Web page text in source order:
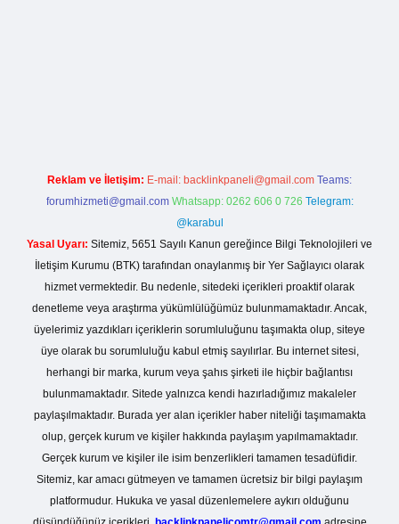
Reklam ve İletişim: E-mail: backlinkpaneli@gmail.com Teams:
forumhizmeti@gmail.com Whatsapp: 0262 606 0 726 Telegram:
@karabul
Yasal Uyarı: Sitemiz, 5651 Sayılı Kanun gereğince Bilgi Teknolojileri ve
İletişim Kurumu (BTK) tarafından onaylanmış bir Yer Sağlayıcı olarak
hizmet vermektedir. Bu nedenle, sitedeki içerikleri proaktif olarak
denetleme veya araştırma yükümlülüğümüz bulunmamaktadır. Ancak,
üyelerimiz yazdıkları içeriklerin sorumluluğunu taşımakta olup, siteye
üye olarak bu sorumluluğu kabul etmiş sayılırlar. Bu internet sitesi,
herhangi bir marka, kurum veya şahıs şirketi ile hiçbir bağlantısı
bulunmamaktadır. Sitede yalnızca kendi hazırladığımız makaleler
paylaşılmaktadır. Burada yer alan içerikler haber niteliği taşımamakta
olup, gerçek kurum ve kişiler hakkında paylaşım yapılmamaktadır.
Gerçek kurum ve kişiler ile isim benzerlikleri tamamen tesadüfidir.
Sitemiz, kar amacı gütmeyen ve tamamen ücretsiz bir bilgi paylaşım
platformudur. Hukuka ve yasal düzenlemelere aykırı olduğunu